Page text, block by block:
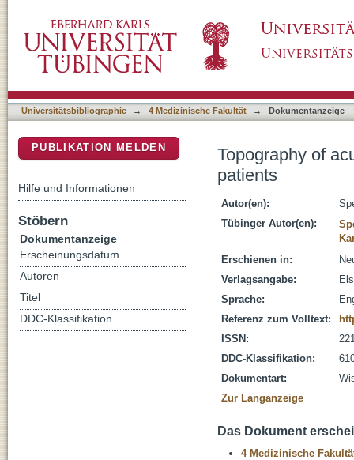
Universitätsbibliographie → 4 Medizinische Fakultät → Dokumentanzeige
Topography of
patients
Autor(en):
Tübinger Autor(en):
Erschienen in:
Verlagsangabe:
Sprache:
Referenz zum Volltext:
ISSN:
DDC-Klassifikation:
Dokumentart:
Zur Langanzeige
Das Dokument
4 Medizinische
PUBLIKATION MELDEN
Hilfe und Informationen
Stöbern
Dokumentanzeige
Erscheinungsdatum
Autoren
Titel
DDC-Klassifikation